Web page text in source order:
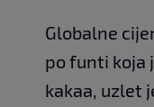
Globalne
po funti koja
kakaa, uzlet